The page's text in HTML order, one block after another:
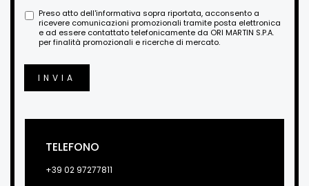
Preso atto dell'informativa sopra riportata, acconsento a
ricevere comunicazioni promozionali tramite posta elettronica
e ad essere contattato telefonicamente da ORI MARTIN S.P.A.
per finalità promozionali e ricerche di mercato.
INVIA
TELEFONO
+39 02 97277811